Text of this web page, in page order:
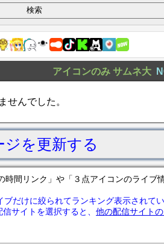
アイコンのみ サムネ大
せんでした。
ジを更新する
間リンク」や「３点アイコンのライブ
だけに絞られてランキング表示されてい
サイトを選択すると、 他の配信サイト